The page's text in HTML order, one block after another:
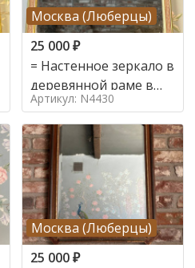
Москва (Люберцы)
25 000₽
= Настенное зеркало в
деревянной раме в
стиле
Артикул: N4430
Москва (Люберцы)
25 000₽